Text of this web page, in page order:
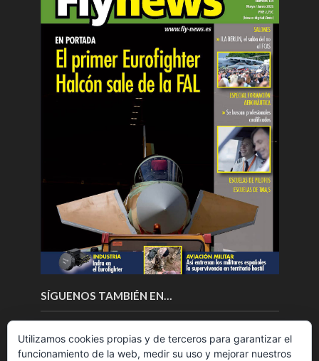
SÍGUENOS TAMBIÉN EN…
Utilizamos cookies propias y de terceros para garantizar el
funcionamiento de la web, medir su uso y mejorar nuestros